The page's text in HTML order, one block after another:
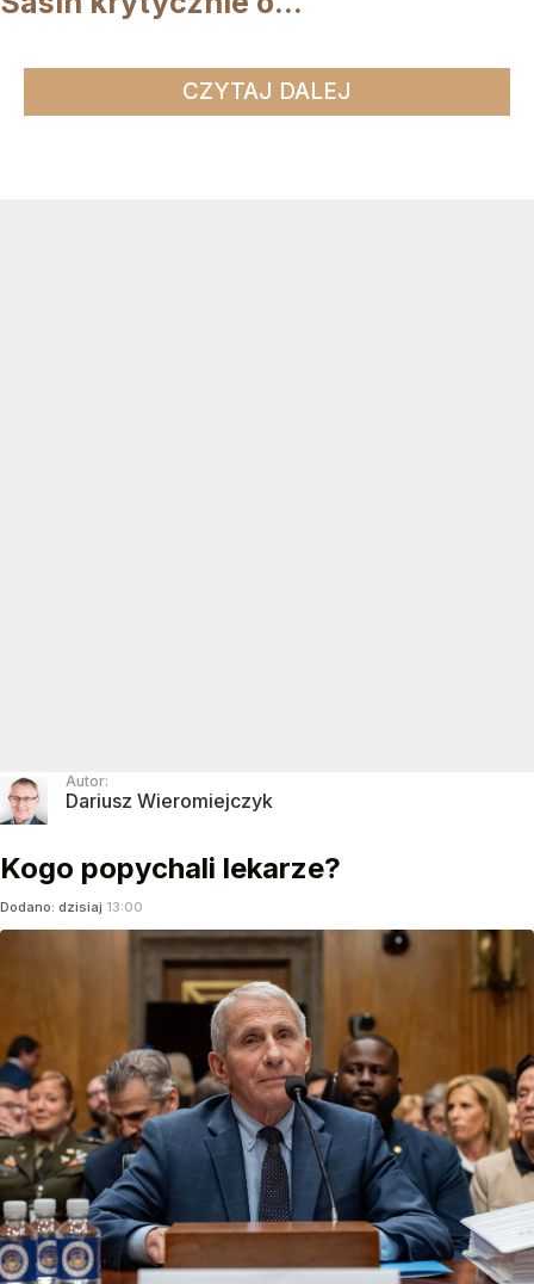
CZYTAJ DALEJ
Autor:
Dariusz Wieromiejczyk
Kogo popychali lekarze?
Dodano: dzisiaj 13:00